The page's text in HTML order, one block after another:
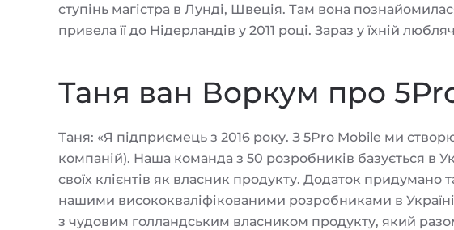
ступінь магістра в Лунді, Швеція. Там вона
привела її до Нідерландів у 2011 році. Зараз у їхній
Таня ван Воркум про
Таня: «Я підприємець з 2016 року. З 5Pro Mobile ми
компаній). Наша команда з 50 розробників базується в
своїх клієнтів як власник продукту. Додаток придумано
нашими висококваліфікованими розробниками в
з чудовим голландським власником продукту, який